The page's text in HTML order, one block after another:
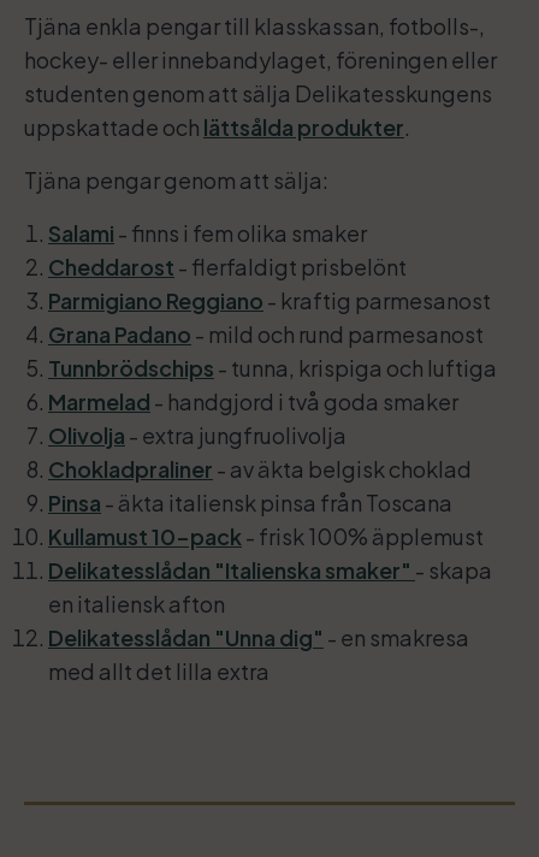
Tjäna enkla pengar till klasskassan, fotbolls-,
hockey- eller innebandylaget, föreningen eller
studenten genom att sälja Delikatesskungens
uppskattade och lättsålda produkter.
Tjäna pengar genom att sälja:
Salami - finns i fem olika smaker
Cheddarost - flerfaldigt prisbelönt
Parmigiano Reggiano - kraftig parmesanost
Grana Padano - mild och rund parmesanost
Tunnbrödschips - tunna, krispiga och luftiga
Marmelad - handgjord i två goda smaker
Olivolja - extra jungfruolivolja
Chokladpraliner - av äkta belgisk choklad
Pinsa - äkta italiensk pinsa från Toscana
Kullamust 10-pack - frisk 100% äpplemust
Delikatesslådan "Italienska smaker" - skapa
en italiensk afton
Delikatesslådan "Unna dig" - en smakresa
med allt det lilla extra